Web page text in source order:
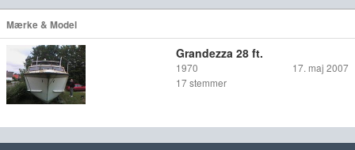
Mærke & Model
Grandezza 28 ft.
1970
17. maj 2007
17 stemmer